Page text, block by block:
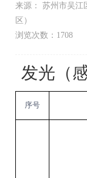
来源： 苏州市吴江
区）
浏览次数：1708
发光（
序号